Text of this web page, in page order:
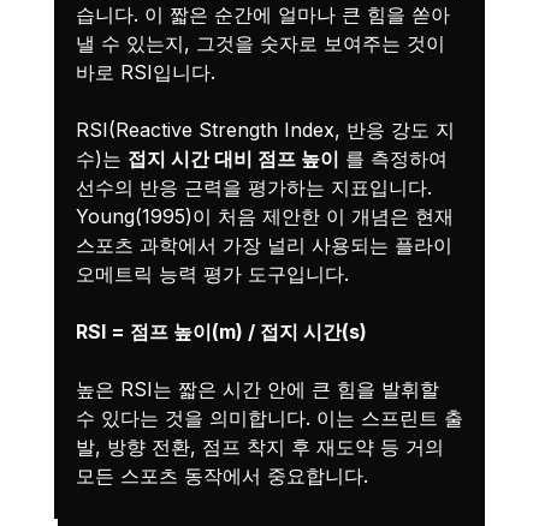
습니다. 이 짧은 순간에 얼마나 큰 힘을 쏟아
낼 수 있는지, 그것을 숫자로 보여주는 것이
바로 RSI입니다.
RSI(Reactive Strength Index, 반응 강도 지
수)는 접지 시간 대비 점프 높이 를 측정하여
선수의 반응 근력을 평가하는 지표입니다.
Young(1995)이 처음 제안한 이 개념은 현재
스포츠 과학에서 가장 널리 사용되는 플라이
오메트릭 능력 평가 도구입니다.
RSI = 점프 높이(m) / 접지 시간(s)
높은 RSI는 짧은 시간 안에 큰 힘을 발휘할
수 있다는 것을 의미합니다. 이는 스프린트 출
발, 방향 전환, 점프 착지 후 재도약 등 거의
모든 스포츠 동작에서 중요합니다.